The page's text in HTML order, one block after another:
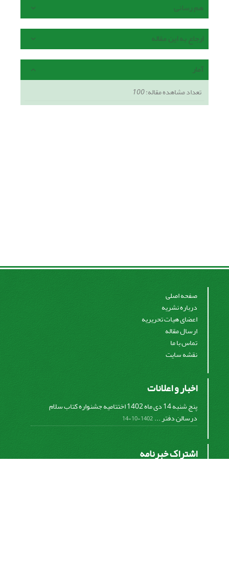
هم رسانی
ارجاع به این مقاله
آمار
تعداد مشاهده مقاله:100
صفحه اصلی
درباره نشریه
اعضای هیات تحریریه
ارسال مقاله
تماس با ما
نقشه سایت
اخبار و اعلانات
پنج شنبه 14 دی ماه 1402 اختتامیه جشنواره کتاب سلام
درسالن دفتر ...1402-10-14
اشتراک خبرنامه